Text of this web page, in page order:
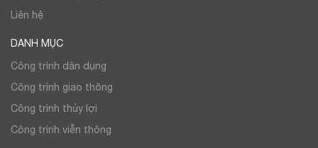
Liên hệ
DANH MỤC
Công trình dân dụng
Công trình giao thông
Công trình thủy lợi
Công trình viễn thông